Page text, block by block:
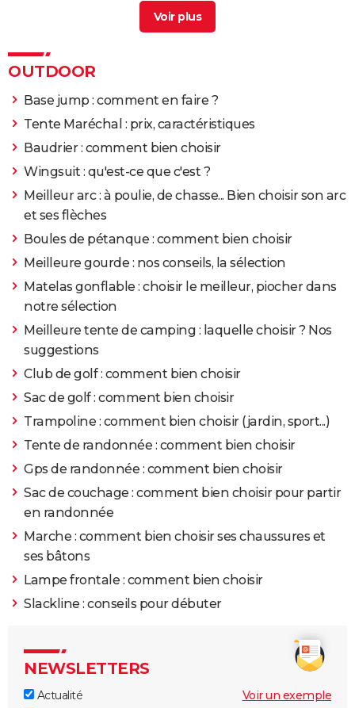
Raquettes à neige : comment bien choisir
Crampons de foot : quelle taille ?
OUTDOOR
Base jump : comment en faire ?
Tente Maréchal : prix, caractéristiques
Baudrier : comment bien choisir
Wingsuit : qu'est-ce que c'est ?
Meilleur arc : à poulie, de chasse... Bien choisir son arc
et ses flèches
Boules de pétanque : comment bien choisir
Meilleure gourde : nos conseils, la sélection
Matelas gonflable : choisir le meilleur, piocher dans
notre sélection
Meilleure tente de camping : laquelle choisir ? Nos
suggestions
Club de golf : comment bien choisir
Sac de golf : comment bien choisir
Trampoline : comment bien choisir (jardin, sport...)
Tente de randonnée : comment bien choisir
Gps de randonnée : comment bien choisir
Sac de couchage : comment bien choisir pour partir
en randonnée
Marche : comment bien choisir ses chaussures et
ses bâtons
Lampe frontale : comment bien choisir
Slackline : conseils pour débuter
NEWSLETTERS
Actualité
Voir un exemple